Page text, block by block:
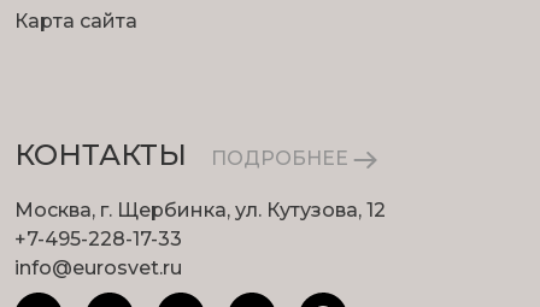
Карта сайта
КОНТАКТЫ ПОДРОБНЕЕ
Москва, г. Щербинка, ул. Кутузова, 12
+7-495-228-17-33
info@eurosvet.ru